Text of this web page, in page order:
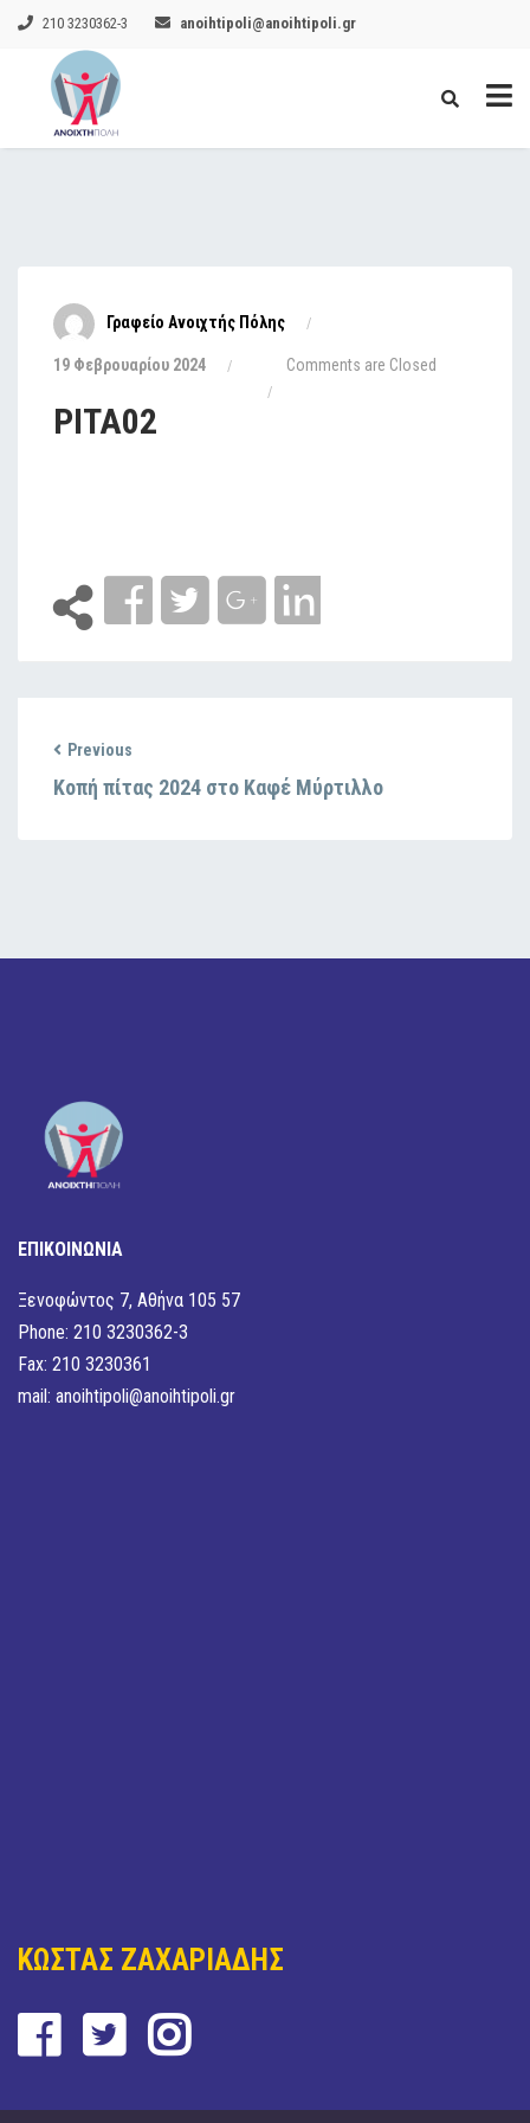
210 3230362-3 anoihtipoli@anoihtipoli.gr
Γραφείο Ανοιχτής Πόλης
19 Φεβρουαρίου 2024 Comments are Closed
PITA02
Previous
Κοπή πίτας 2024 στο Καφέ Μύρτιλλο
ΕΠΙΚΟΙΝΩΝΙΑ
Ξενοφώντος 7, Αθήνα 105 57
Phone: 210 3230362-3
Fax: 210 3230361
mail: anoihtipoli@anoihtipoli.gr
ΚΩΣΤΑΣ ΖΑΧΑΡΙΑΔΗΣ